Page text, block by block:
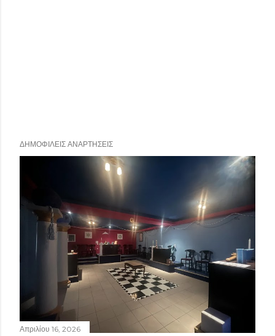
ΔΗΜΟΦΙΛΕΊΣ ΑΝΑΡΤΉΣΕΙΣ
Απριλίου 16, 2026